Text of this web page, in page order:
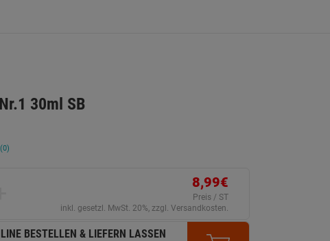
30ml SB
(0)
8,99€
Preis / ST
inkl. gesetzl. MwSt. 20%, zzgl. Versandkosten.
BESTELLEN & LIEFERN LASSEN